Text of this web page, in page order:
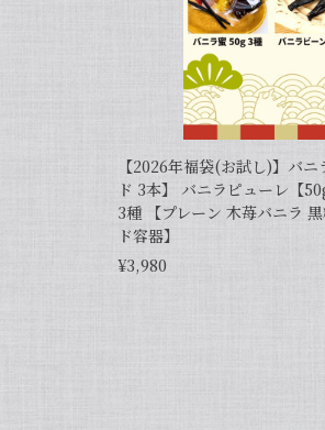
この度は当
たら、キャ
2024/06/14
プリンをよく作るので購
【2026年福袋(お試し)】バ
ド 3本】 バニラピューレ【
3種 【プレーン 木苺バニラ
ド容器】
¥3,980